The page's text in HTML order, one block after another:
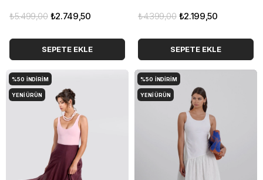
₺2.749,50
₺5.499,00
SEPETE EKLE
₺2.199,50
₺4.399,00
SEPETE EKLE
%50 İNDIRIM
YENI ÜRÜN
%50 İNDIRIM
YENI ÜRÜN